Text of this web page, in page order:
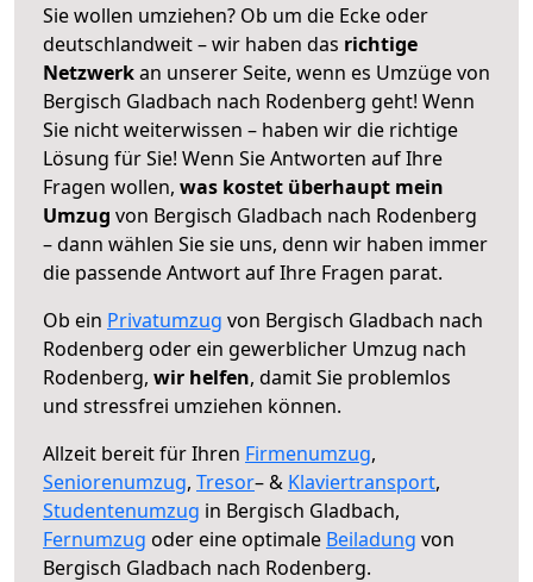
Sie wollen umziehen? Ob um die Ecke oder
deutschlandweit – wir haben das richtige
Netzwerkan unserer Seite, wenn es Umzüge von
Bergisch Gladbach nach Rodenberg geht! Wenn
Sie nicht weiterwissen – haben wir die richtige
Lösung für Sie! Wenn Sie Antworten auf Ihre
Fragen wollen, was kostet überhaupt mein
Umzug von Bergisch Gladbach nach Rodenberg
– dann wählen Sie sie uns, denn wir haben immer
die passende Antwort auf Ihre Fragen parat.
Ob ein Privatumzug von Bergisch Gladbach nach
Rodenberg oder ein gewerblicher Umzug nach
Rodenberg, wir helfen, damit Sie problemlos
und stressfrei umziehen können.
Allzeit bereit für Ihren Firmenumzug,
Seniorenumzug, Tresor– & Klaviertransport,
Studentenumzug in Bergisch Gladbach,
Fernumzug oder eine optimale Beiladung von
Bergisch Gladbach nach Rodenberg.